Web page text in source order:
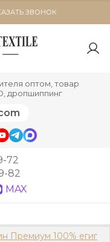
ЗВОНОК
оптом, товар
дропшиппинг
72
82
MAX
Премиум 100%